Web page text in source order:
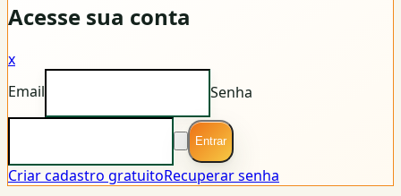
Acesse sua conta
x
Email
Senha
Entrar
Criar cadastro gratuitoRecuperar senha